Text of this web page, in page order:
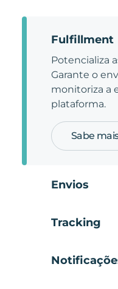
Fulfillment
Potencializa
Garante o
monitoriza a
plataforma.
Sabe
Envios
Tracking